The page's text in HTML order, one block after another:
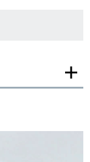
ございますが、在庫品